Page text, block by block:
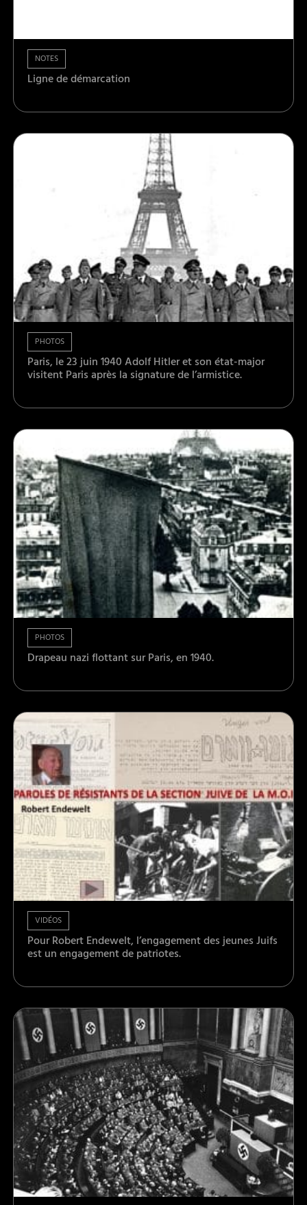
NOTES
Ligne de démarcation
PHOTOS
Paris, le 23 juin 1940 Adolf Hitler et son état-major
visitent Paris après la signature de l’armistice.
PHOTOS
Drapeau nazi flottant sur Paris, en 1940.
VIDÉOS
Pour Robert Endewelt, l’engagement des jeunes Juifs
est un engagement de patriotes.